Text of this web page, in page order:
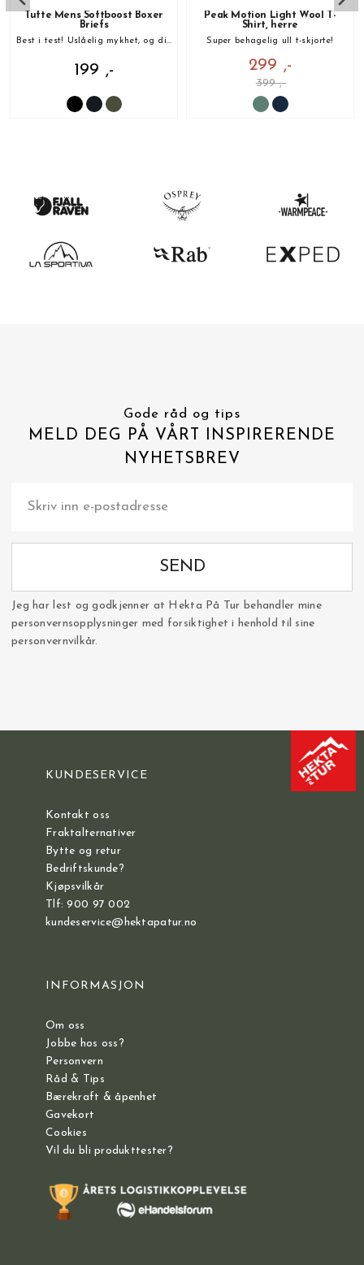
Tufte Mens Softboost Boxer
Briefs
Best i test! Uslåelig mykhet, og din nye favoritt!
199 ,-
Peak Motion Light Wool T-
Shirt, herre
Super behagelig ull t-skjorte!
299 ,-
399 ,-
Gode råd og tips
MELD DEG PÅ VÅRT INSPIRERENDE
NYHETSBREV
SEND
Jeg har lest og godkjenner at Hekta På Tur behandler mine
personvernsopplysninger med forsiktighet i henhold til sine
personvernvilkår.
KUNDESERVICE
Kontakt oss
Fraktalternativer
Bytte og retur
Bedriftskunde?
Kjøpsvilkår
Tlf: 900 97 002
kundeservice@hektapatur.no
INFORMASJON
Om oss
Jobbe hos oss?
Personvern
Råd & Tips
Bærekraft & åpenhet
Gavekort
Cookies
Vil du bli produkttester?